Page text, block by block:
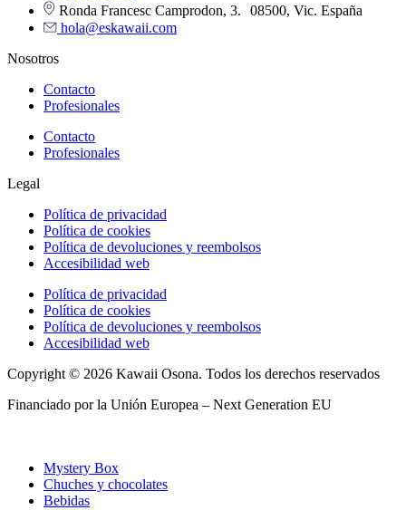
Ronda Francesc Camprodon, 3. 08500, Vic. España
hola@eskawaii.com
Nosotros
Contacto
Profesionales
Contacto
Profesionales
Legal
Política de privacidad
Política de cookies
Política de devoluciones y reembolsos
Accesibilidad web
Política de privacidad
Política de cookies
Política de devoluciones y reembolsos
Accesibilidad web
Copyright © 2026 Kawaii Osona. Todos los derechos reservados
Financiado por la Unión Europea – Next Generation EU
Mystery Box
Chuches y chocolates
Bebidas